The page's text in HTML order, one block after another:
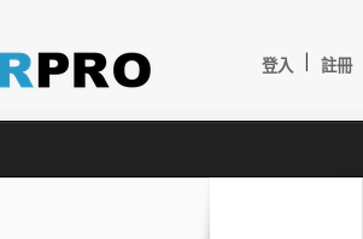
登入 註冊